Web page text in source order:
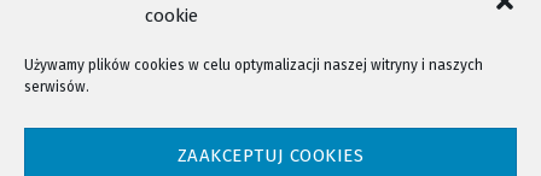
cookie
Używamy plików cookies w celu optymalizacji naszej witryny i naszych
serwisów.
ZAAKCEPTUJ COOKIES
NTV - Nasza Telewizja Sądecka © 2023 Wszystkie prawa zastrzeżone!